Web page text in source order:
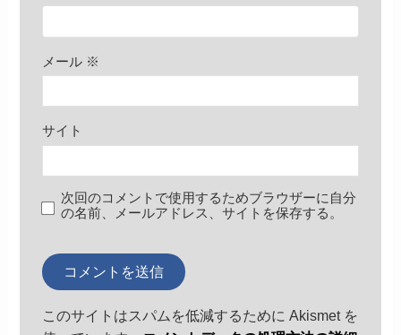
メール ※
サイト
次回のコメントで使用するためブラウザーに自分
の名前、メールアドレス、サイトを保存する。
このサイトはスパムを低減するために Akismet を